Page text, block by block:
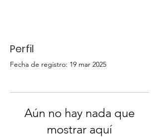
Perfil
Fecha de registro: 19 mar 2025
Aún no hay nada que
mostrar aquí